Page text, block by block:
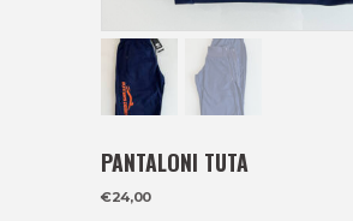
PANTALONI TUTA
€24,00